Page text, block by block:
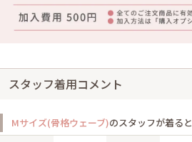
スタッフ着用コメント
Mサイズ(骨格ウェーブ)のスタッフが着ると